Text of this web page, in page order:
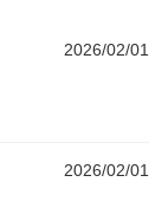
2026/02/01
2026/02/01